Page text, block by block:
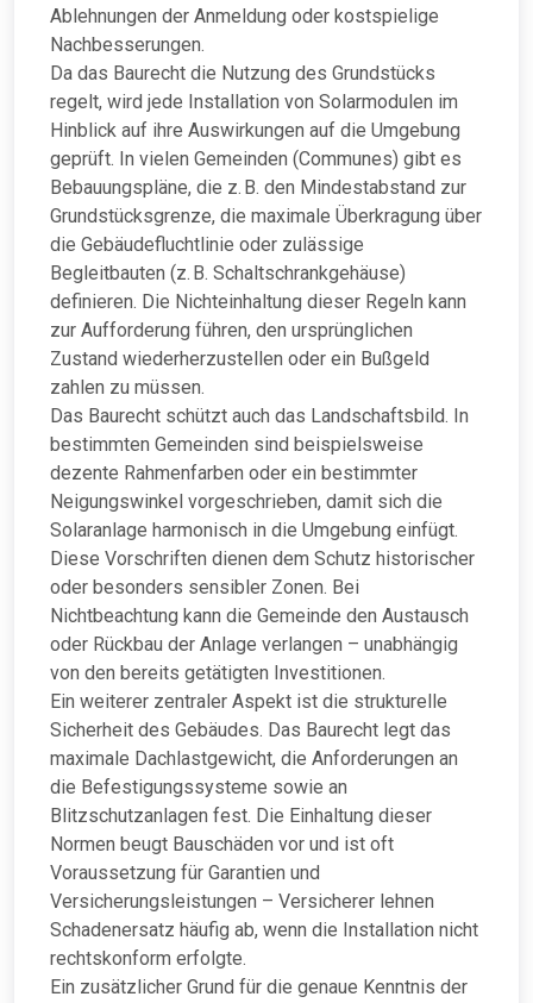
Ablehnungen der Anmeldung oder kostspielige
Nachbesserungen.
Da das Baurecht die Nutzung des Grundstücks
regelt, wird jede Installation von Solarmodulen im
Hinblick auf ihre Auswirkungen auf die Umgebung
geprüft. In vielen Gemeinden (Communes) gibt es
Bebauungspläne, die z. B. den Mindestabstand zur
Grundstücksgrenze, die maximale Überkragung über
die Gebäudefluchtlinie oder zulässige
Begleitbauten (z. B. Schaltschrankgehäuse)
definieren. Die Nichteinhaltung dieser Regeln kann
zur Aufforderung führen, den ursprünglichen
Zustand wiederherzustellen oder ein Bußgeld
zahlen zu müssen.
Das Baurecht schützt auch das Landschaftsbild. In
bestimmten Gemeinden sind beispielsweise
dezente Rahmenfarben oder ein bestimmter
Neigungswinkel vorgeschrieben, damit sich die
Solaranlage harmonisch in die Umgebung einfügt.
Diese Vorschriften dienen dem Schutz historischer
oder besonders sensibler Zonen. Bei
Nichtbeachtung kann die Gemeinde den Austausch
oder Rückbau der Anlage verlangen – unabhängig
von den bereits getätigten Investitionen.
Ein weiterer zentraler Aspekt ist die strukturelle
Sicherheit des Gebäudes. Das Baurecht legt das
maximale Dachlastgewicht, die Anforderungen an
die Befestigungssysteme sowie an
Blitzschutzanlagen fest. Die Einhaltung dieser
Normen beugt Bauschäden vor und ist oft
Voraussetzung für Garantien und
Versicherungsleistungen – Versicherer lehnen
Schadenersatz häufig ab, wenn die Installation nicht
rechtskonform erfolgte.
Ein zusätzlicher Grund für die genaue Kenntnis der